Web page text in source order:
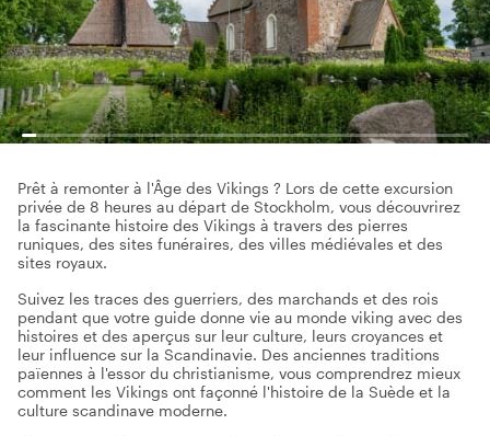
Prêt à remonter à l'Âge des Vikings ? Lors de cette excursion
privée de 8 heures au départ de Stockholm, vous découvrirez
la fascinante histoire des Vikings à travers des pierres
runiques, des sites funéraires, des villes médiévales et des
sites royaux.
Suivez les traces des guerriers, des marchands et des rois
pendant que votre guide donne vie au monde viking avec des
histoires et des aperçus sur leur culture, leurs croyances et
leur influence sur la Scandinavie. Des anciennes traditions
païennes à l'essor du christianisme, vous comprendrez mieux
comment les Vikings ont façonné l'histoire de la Suède et la
culture scandinave moderne.